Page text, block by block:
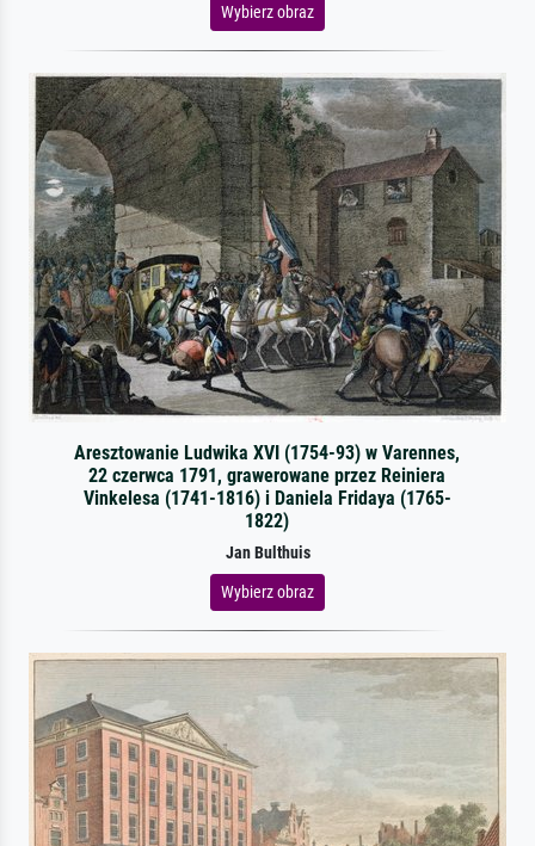
Wybierz obraz
Aresztowanie Ludwika XVI (1754-93) w Varennes,
22 czerwca 1791, grawerowane przez Reiniera
Vinkelesa (1741-1816) i Daniela Fridaya (1765-
1822)
Jan Bulthuis
Wybierz obraz